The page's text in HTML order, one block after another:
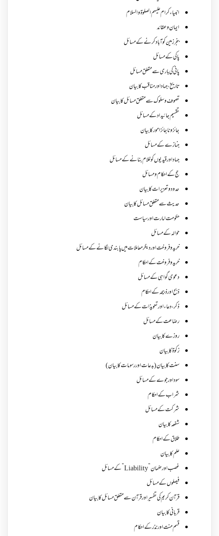
انبیاء کرام علیہم الصلوۃ والسلام
ایمان وعقائد
بنجر زمین کو آباد کرنے کے مسائل
پاکی کے مسائل
پانی کی باری سے متعلق مسائل
تاریخ،جہاد اور مناقب کا بیان
تصوف و سلوک سے متعلق مسائل کا بیان
تقسیم جائیداد کے مسائل
جائز و ناجائزامور کا بیان
جنازے کےمسائل
جہاد اور قیدیوں کو غلام بنانے کے مسائل
حج کے احکام ومسائل
حدود و تعزیرات کا بیان
حدیث سے متعلق مسائل کا بیان
حکومت امارت اور سیاست
حوالہ کے مسائل
خرید و فروخت اور دیگر معاملات میں پابندی لگانے کے مسائل
خرید و فروخت کے احکام
دعوی گواہی کے مسائل
ذبح اور ذبیحہ کے احکام
ذکر،دعاء اور تعویذات کے مسائل
رضاعت کے مسائل
روزے کا بیان
زکوة کابیان
سنت کا بیان (بدعات اور رسومات کا بیان)
سود اور جوے کے مسائل
شراب کے احکام
شرکت کے مسائل
شفعہ کا بیان
طلاق کے احکام
علم کا بیان
غصب اورضمان”Liability” کے مسائل
فیصلوں کے مسائل
قرآن کریم کی تفسیر اور قرآن سے متعلق مسائل کا بیان
قربانی کا بیان
قسم منت اور نذر کے احکام